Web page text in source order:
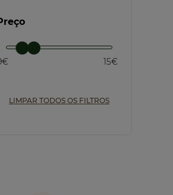
15€
LIMPAR TODOS OS FILTROS